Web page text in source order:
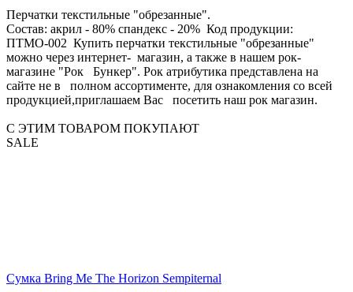
Перчатки текстильные "обрезанные".
Состав: акрил - 80% спандекс - 20% Код продукции:
ПТМО-002 Купить перчатки текстильные "обрезанные"
можно через интернет- магазин, а также в нашем рок-
магазине "Рок Бункер". Рок атрибутика представлена на
сайте не в полном ассортименте, для ознакомления со всей
продукцией,приглашаем Вас посетить наш рок магазин.
С ЭТИМ ТОВАРОМ ПОКУПАЮТ
SALE
Сумка Bring Me The Horizon Sempiternal